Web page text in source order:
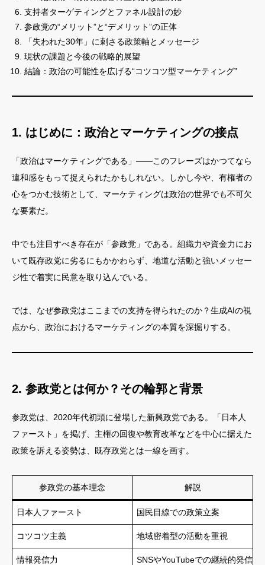
支持者ターゲティングとファネル設計の妙
参政党の“メリット”と“デメリット”の正体
「失われた30年」に刺さる政策軸とメッセージ
現状の課題と今後の戦略的展望
結論：政治の可能性を広げる“コツコツ型マーケティング”
1. はじめに：政治とマーケティングの接点
「政治はマーケティングである」——このフレーズはかつてなら
違和感をもって捉えられたかもしれない。しかし今や、有権者の
心をつかむ技術として、マーケティングは政治の世界でも不可欠
な要素だ。
中でも注目すべき存在が「参政党」である。組織力や資金力にお
いて既存政党に劣るにもかかわらず、地道な活動と強いメッセー
ジ性で着実に民意を取り込んでいる。
では、なぜ参政党はここまでの支持を得られたのか？生成AIの視
点から、政治におけるマーケティングの本質を深掘りする。
2. 参政党とは何か？その輪郭と背景
参政党は、2020年代初頭に登場した新興政党である。「日本人
ファースト」を掲げ、主権の回復や教育改革などを中心に据えた
政策を訴える姿勢は、既存政党とは一線を画す。
参政党の基本理念 解説
日本人ファースト 国民目線での政策立案
コツコツ主義 地域密着型の活動を重視
情報発信力 SNSやYouTubeでの継続的発信